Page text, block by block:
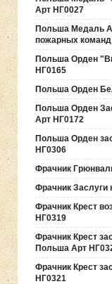
Арт НГ0027
Польша Медаль
пожарных
Польша Орден
НГ0165
Польша Орден
Польша Орден
Арт НГ0172
Польша Орден
НГ0306
Фрачник
Фрачник Заслуги
Фрачник Крест
НГ0319
Фрачник Крест
Польша Арт
Фрачник Крест
НГ0321